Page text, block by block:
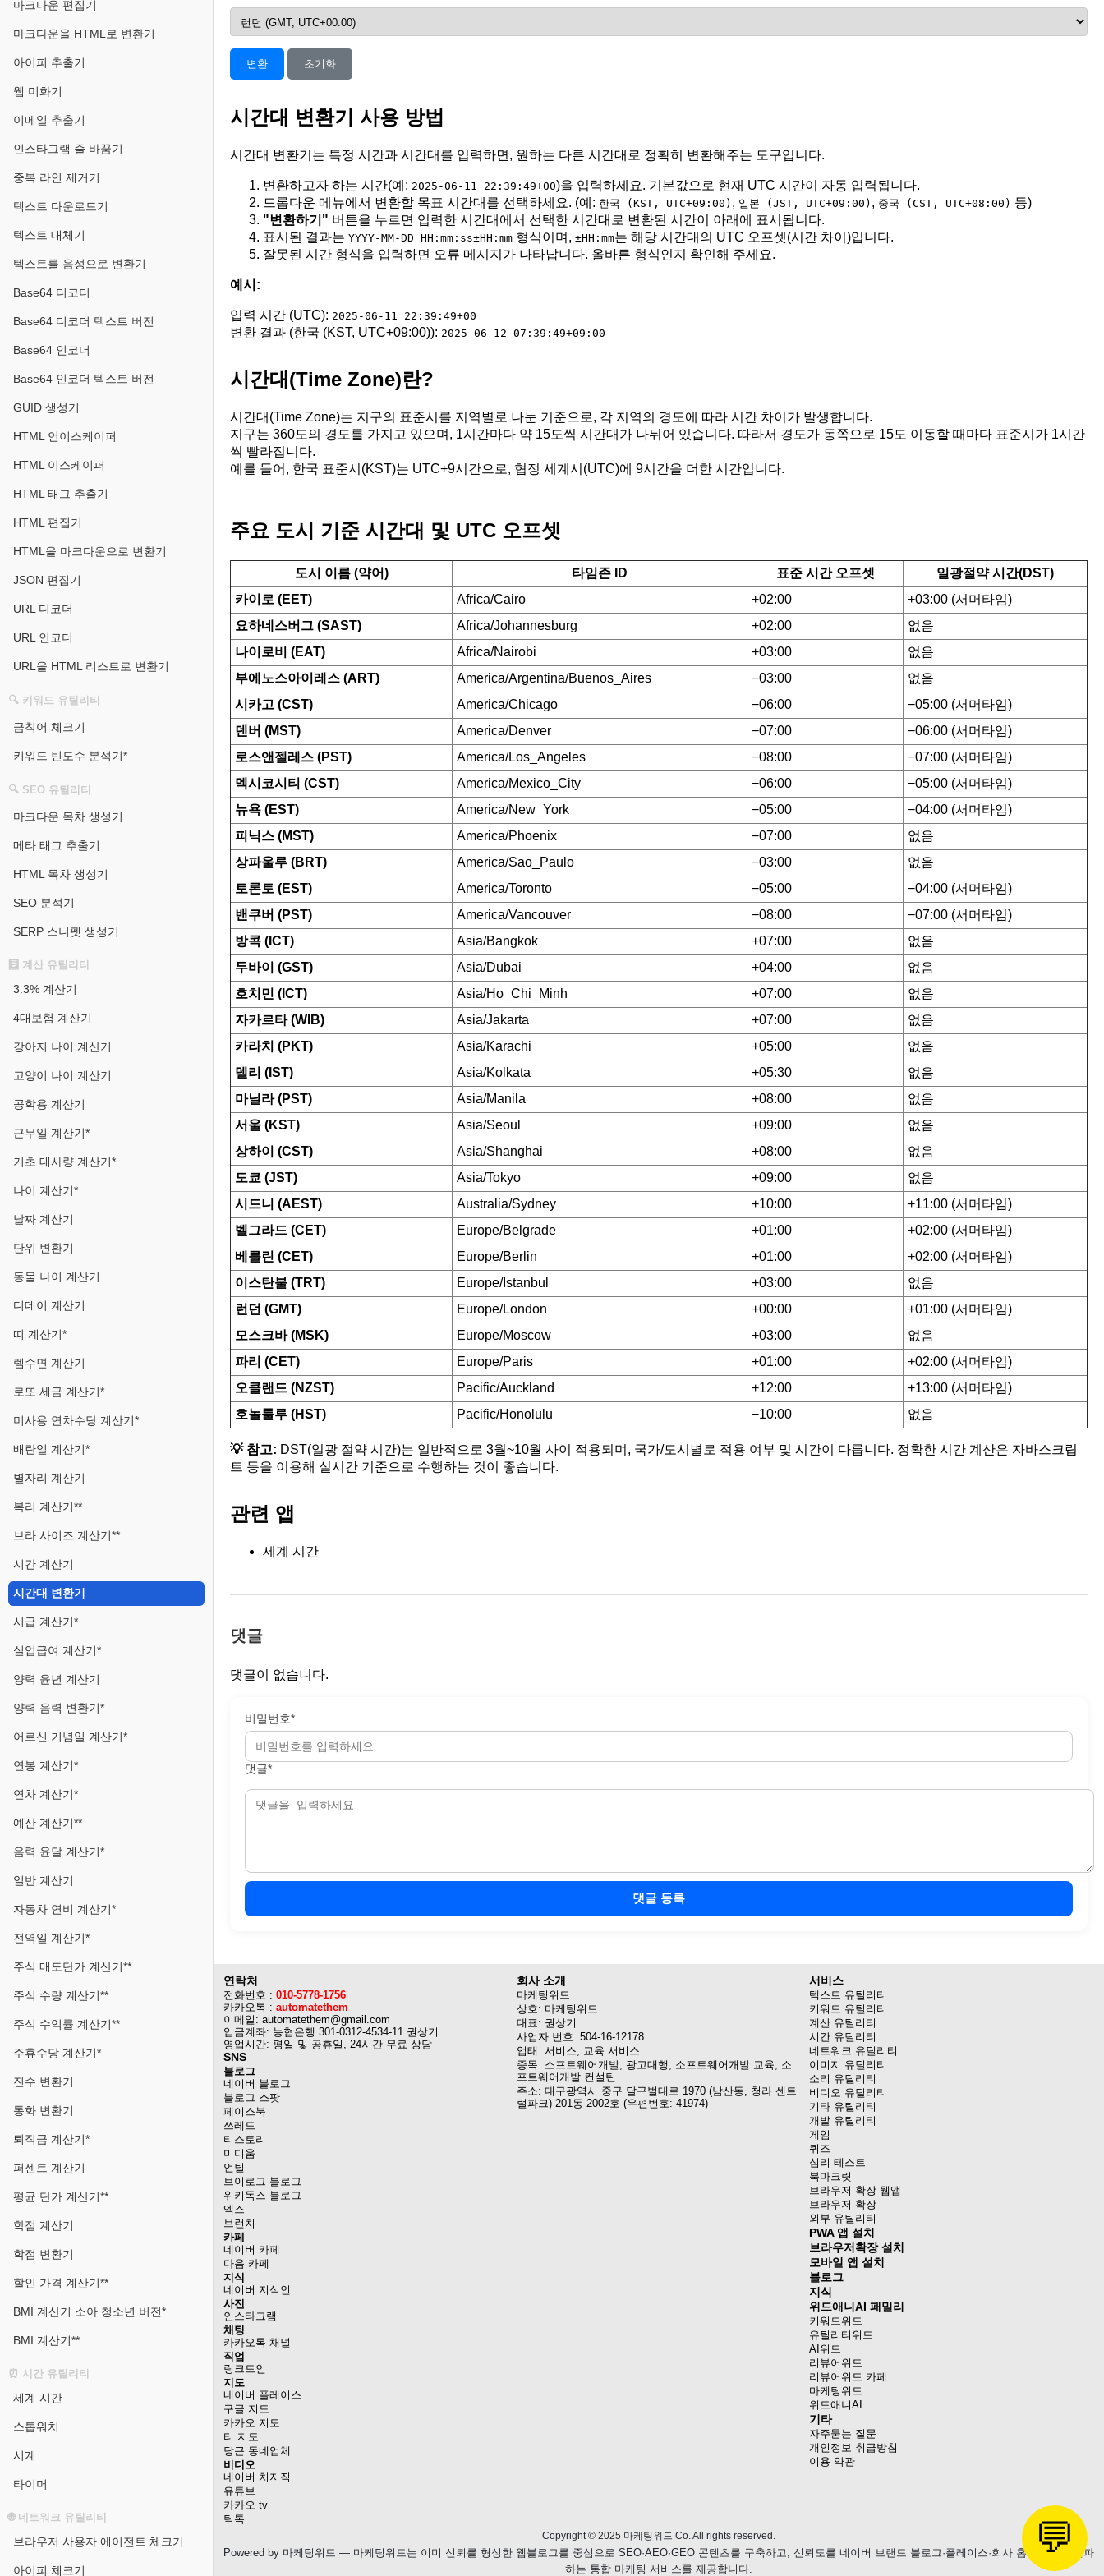
마크다운 편집기
마크다운을 HTML로 변환기
아이피 추출기
웹 미화기
이메일 추출기
인스타그램 줄 바꿈기
중복 라인 제거기
텍스트 다운로드기
텍스트 대체기
텍스트를 음성으로 변환기
Base64 디코더
Base64 디코더 텍스트 버전
Base64 인코더
Base64 인코더 텍스트 버전
GUID 생성기
HTML 언이스케이퍼
HTML 이스케이퍼
HTML 태그 추출기
HTML 편집기
HTML을 마크다운으로 변환기
JSON 편집기
URL 디코더
URL 인코더
URL을 HTML 리스트로 변환기
🔍 키워드 유틸리티
금칙어 체크기
키워드 빈도수 분석기*
🔍 SEO 유틸리티
마크다운 목차 생성기
메타 태그 추출기
HTML 목차 생성기
SEO 분석기
SERP 스니펫 생성기
🧮 계산 유틸리티
3.3% 계산기
4대보험 계산기
강아지 나이 계산기
고양이 나이 계산기
공학용 계산기
근무일 계산기*
기초 대사량 계산기*
나이 계산기*
날짜 계산기
단위 변환기
동물 나이 계산기
디데이 계산기
띠 계산기*
렘수면 계산기
로또 세금 계산기*
미사용 연차수당 계산기*
배란일 계산기*
별자리 계산기
복리 계산기**
브라 사이즈 계산기**
시간 계산기
시간대 변환기
시급 계산기*
실업급여 계산기*
양력 윤년 계산기
양력 음력 변환기*
어르신 기념일 계산기*
연봉 계산기*
연차 계산기*
예산 계산기**
음력 윤달 계산기*
일반 계산기
자동차 연비 계산기*
전역일 계산기*
주식 매도단가 계산기**
주식 수량 계산기**
주식 수익률 계산기**
주휴수당 계산기*
진수 변환기
통화 변환기
퇴직금 계산기*
퍼센트 계산기
평균 단가 계산기**
학점 계산기
학점 변환기
할인 가격 계산기**
BMI 계산기 소아 청소년 버전*
BMI 계산기**
⏰ 시간 유틸리티
세계 시간
스톱워치
시계
타이머
🌐 네트워크 유틸리티
브라우저 사용자 에이전트 체크기
아이피 체크기
변환 초기화
시간대 변환기 사용 방법
시간대 변환기는 특정 시간과 시간대를 입력하면, 원하는 다른 시간대로 정확히 변환해주는 도구입니다.
변환하고자 하는 시간(예: 2025-06-11 22:39:49+00)을 입력하세요. 기본값으로 현재 UTC 시간이 자동 입력됩니다.
드롭다운 메뉴에서 변환할 목표 시간대를 선택하세요. (예: 한국 (KST, UTC+09:00) , 일본 (JST, UTC+09:00) , 중국 (CST, UTC+08:00) 등)
"변환하기" 버튼을 누르면 입력한 시간대에서 선택한 시간대로 변환된 시간이 아래에 표시됩니다.
표시된 결과는 YYYY-MM-DD HH:mm:ss±HH:mm 형식이며, ±HH:mm는 해당 시간대의 UTC 오프셋(시간 차이)입니다.
잘못된 시간 형식을 입력하면 오류 메시지가 나타납니다. 올바른 형식인지 확인해 주세요.
예시:
입력 시간 (UTC): 2025-06-11 22:39:49+00
변환 결과 (한국 (KST, UTC+09:00)): 2025-06-12 07:39:49+09:00
시간대(Time Zone)란?
시간대(Time Zone)는 지구의 표준시를 지역별로 나눈 기준으로, 각 지역의 경도에 따라 시간 차이가 발생합니다.
지구는 360도의 경도를 가지고 있으며, 1시간마다 약 15도씩 시간대가 나뉘어 있습니다. 따라서 경도가 동쪽으로 15도 이동할 때마다 표준시가 1시간
씩 빨라집니다.
예를 들어, 한국 표준시(KST)는 UTC+9시간으로, 협정 세계시(UTC)에 9시간을 더한 시간입니다.
주요 도시 기준 시간대 및 UTC 오프셋
도시 이름 (약어) 타임존 ID 표준 시간 오프셋
일광절약 시간(DST)
카이로 (EET)
Africa/Cairo +02:00
+03:00 (서머타임)
요하네스버그 (SAST)
Africa/Johannesburg +02:00
없음
나이로비 (EAT)
Africa/Nairobi +03:00
없음
부에노스아이레스 (ART)
America/Argentina/Buenos_Aires −03:00
없음
시카고 (CST)
America/Chicago −06:00
−05:00 (서머타임)
덴버 (MST)
America/Denver −07:00
−06:00 (서머타임)
로스앤젤레스 (PST)
America/Los_Angeles −08:00
−07:00 (서머타임)
멕시코시티 (CST)
America/Mexico_City −06:00
−05:00 (서머타임)
뉴욕 (EST)
America/New_York −05:00
−04:00 (서머타임)
피닉스 (MST)
America/Phoenix −07:00
없음
상파울루 (BRT)
America/Sao_Paulo −03:00
없음
토론토 (EST)
America/Toronto −05:00
−04:00 (서머타임)
밴쿠버 (PST)
America/Vancouver −08:00
−07:00 (서머타임)
방콕 (ICT)
Asia/Bangkok +07:00
없음
두바이 (GST)
Asia/Dubai +04:00
없음
호치민 (ICT)
Asia/Ho_Chi_Minh +07:00
없음
자카르타 (WIB)
Asia/Jakarta +07:00
없음
카라치 (PKT)
Asia/Karachi +05:00
없음
델리 (IST)
Asia/Kolkata +05:30
없음
마닐라 (PST)
Asia/Manila +08:00
없음
서울 (KST)
Asia/Seoul +09:00
없음
상하이 (CST)
Asia/Shanghai +08:00
없음
도쿄 (JST)
Asia/Tokyo +09:00
없음
시드니 (AEST)
Australia/Sydney +10:00
+11:00 (서머타임)
벨그라드 (CET)
Europe/Belgrade +01:00
+02:00 (서머타임)
베를린 (CET)
Europe/Berlin +01:00
+02:00 (서머타임)
이스탄불 (TRT)
Europe/Istanbul +03:00
없음
런던 (GMT)
Europe/London +00:00
+01:00 (서머타임)
모스크바 (MSK)
Europe/Moscow +03:00
없음
파리 (CET)
Europe/Paris +01:00
+02:00 (서머타임)
오클랜드 (NZST)
Pacific/Auckland +12:00
+13:00 (서머타임)
호놀룰루 (HST)
Pacific/Honolulu −10:00 없음
💡 참고: DST(일광 절약 시간)는 일반적으로 3월~10월 사이 적용되며, 국가/도시별로 적용 여부 및 시간이 다릅니다. 정확한 시간 계산은 자바스크립
트 등을 이용해 실시간 기준으로 수행하는 것이 좋습니다.
관련 앱
세계 시간
댓글
댓글이 없습니다.
비밀번호*
댓글*
댓글 등록
💬
연락처
전화번호 : 010-5778-1756
카카오톡 : automatethem
이메일: automatethem@gmail.com
입금계좌: 농협은행 301-0312-4534-11 권상기
영업시간: 평일 및 공휴일, 24시간 무료 상담
SNS
블로그
네이버 블로그
블로그 스팟
페이스북
쓰레드
티스토리
미디움
언틸
브이로그 블로그
위키독스 블로그
엑스
브런치
카페
네이버 카페
다음 카페
지식
네이버 지식인
사진
인스타그램
채팅
카카오톡 채널
직업
링크드인
지도
네이버 플레이스
구글 지도
카카오 지도
티 지도
당근 동네업체
비디오
네이버 치지직
유튜브
카카오 tv
틱톡
회사 소개
마케팅위드
상호: 마케팅위드
대표: 권상기
사업자 번호: 504-16-12178
업태: 서비스, 교육 서비스
종목: 소프트웨어개발, 광고대행, 소프트웨어개발 교육, 소
프트웨어개발 컨설틴
주소: 대구광역시 중구 달구벌대로 1970 (남산동, 청라 센트
럴파크) 201동 2002호 (우편번호: 41974)
서비스
텍스트 유틸리티
키워드 유틸리티
계산 유틸리티
시간 유틸리티
네트워크 유틸리티
이미지 유틸리티
소리 유틸리티
비디오 유틸리티
기타 유틸리티
개발 유틸리티
게임
퀴즈
심리 테스트
북마크릿
브라우저 확장 웹앱
브라우저 확장
외부 유틸리티
PWA 앱 설치
브라우저확장 설치
모바일 앱 설치
블로그
지식
위드애니AI 패밀리
키워드위드
유틸리티위드
AI위드
리뷰어위드
리뷰어위드 카페
마케팅위드
위드애니AI
기타
자주묻는 질문
개인정보 취급방침
이용 약관
Copyright © 2025 마케팅위드 Co. All rights reserved.
Powered by 마케팅위드 — 마케팅위드는 이미 신뢰를 형성한 웹블로그를 중심으로 SEO·AEO·GEO 콘텐츠를 구축하고, 신뢰도를 네이버 브랜드 블로그·플레이스·회사 홈페이지로 전파
하는 통합 마케팅 서비스를 제공합니다.